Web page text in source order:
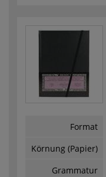
Format
Körnung (Papier)
Grammatur